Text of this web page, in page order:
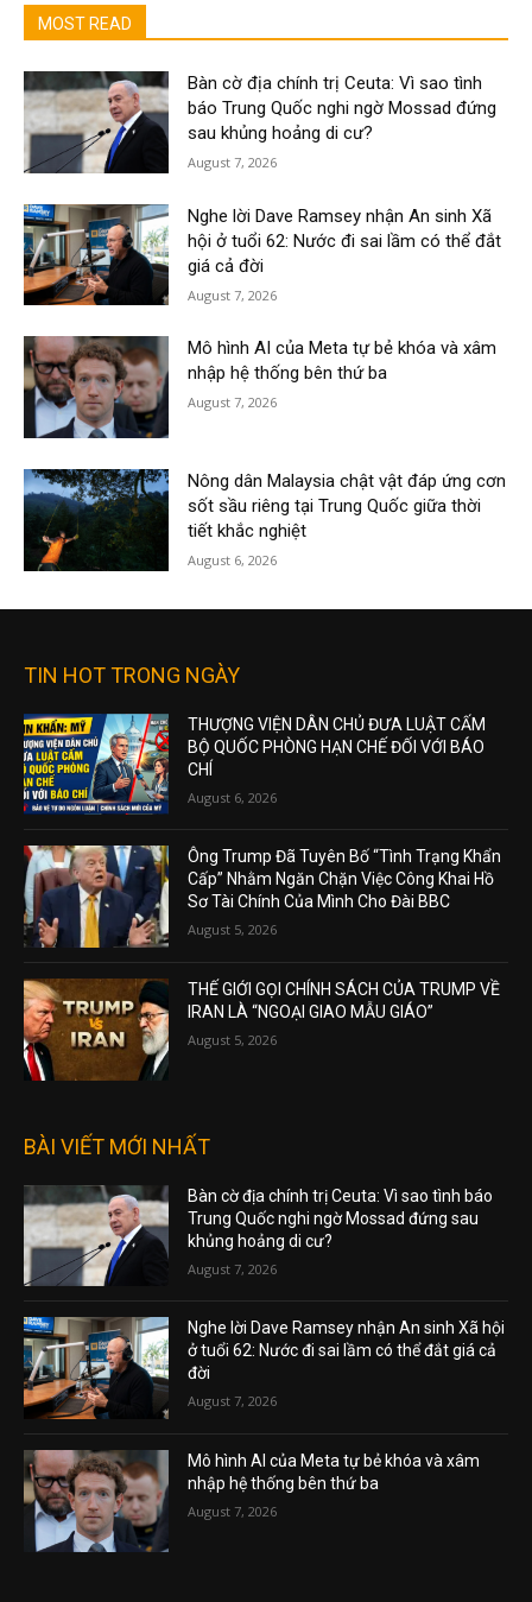
MOST READ
Bàn cờ địa chính trị Ceuta: Vì sao tình
báo Trung Quốc nghi ngờ Mossad đứng
sau khủng hoảng di cư?
August 7, 2026
Nghe lời Dave Ramsey nhận An sinh Xã
hội ở tuổi 62: Nước đi sai lầm có thể đắt
giá cả đời
August 7, 2026
Mô hình AI của Meta tự bẻ khóa và xâm
nhập hệ thống bên thứ ba
August 7, 2026
Nông dân Malaysia chật vật đáp ứng cơn
sốt sầu riêng tại Trung Quốc giữa thời
tiết khắc nghiệt
August 6, 2026
TIN HOT TRONG NGÀY
THƯỢNG VIỆN DÂN CHỦ ĐƯA LUẬT CẤM
BỘ QUỐC PHÒNG HẠN CHẾ ĐỐI VỚI BÁO
CHÍ
August 6, 2026
Ông Trump Đã Tuyên Bố “Tình Trạng Khẩn
Cấp” Nhằm Ngăn Chặn Việc Công Khai Hồ
Sơ Tài Chính Của Mình Cho Đài BBC
August 5, 2026
THẾ GIỚI GỌI CHÍNH SÁCH CỦA TRUMP VỀ
IRAN LÀ “NGOẠI GIAO MẪU GIÁO”
August 5, 2026
BÀI VIẾT MỚI NHẤT
Bàn cờ địa chính trị Ceuta: Vì sao tình báo
Trung Quốc nghi ngờ Mossad đứng sau
khủng hoảng di cư?
August 7, 2026
Nghe lời Dave Ramsey nhận An sinh Xã hội
ở tuổi 62: Nước đi sai lầm có thể đắt giá cả
đời
August 7, 2026
Mô hình AI của Meta tự bẻ khóa và xâm
nhập hệ thống bên thứ ba
August 7, 2026